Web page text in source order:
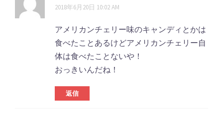
2018年6月20日 10:02 AM
アメリカンチェリー味のキャンディとかは
食べたことあるけどアメリカンチェリー自
体は食べたことないや！
おっきいんだね！
返信